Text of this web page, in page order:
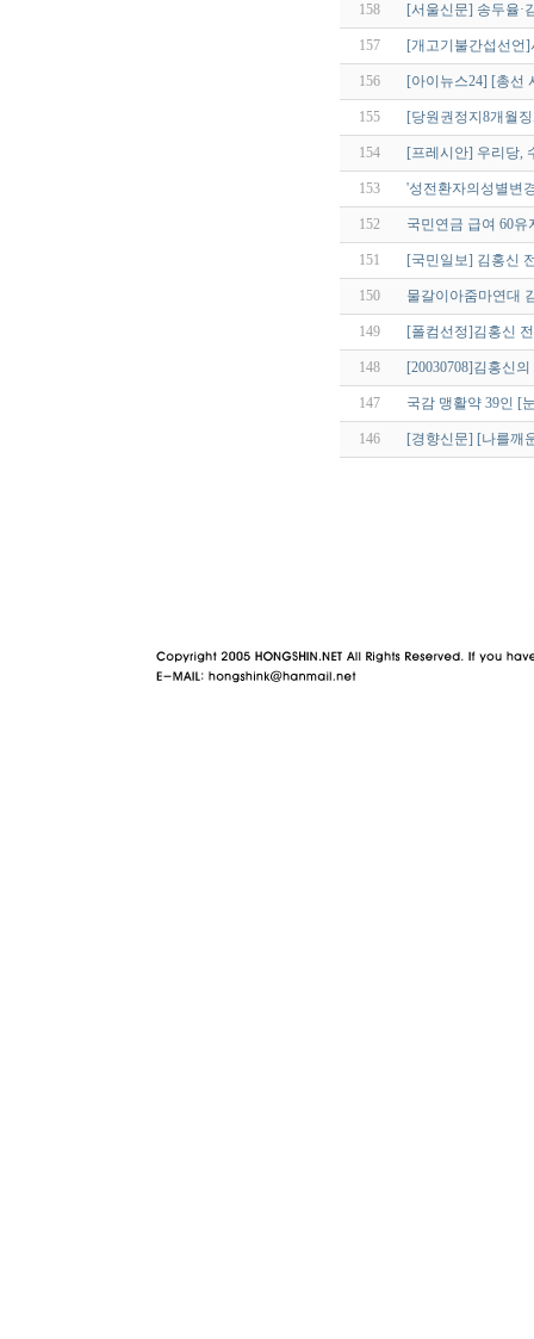
158 [서울신문] 송두율·
157 [개고기불간섭선언
156 [아이뉴스24] [총선
155 [당원권정지8개월
154 [프레시안] 우리당,
153 '성전환자의성별변
152 국민연금 급여 60유
151 [국민일보] 김홍신
150 물갈이아줌마연대
149 [폴컴선정]김홍신
148 [20030708]김홍신
147 국감 맹활약 39인 [
146 [경향신문] [나를깨